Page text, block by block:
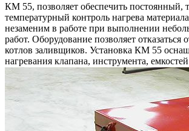
КМ 55, позволяет обеспечить постоянный,
температурный контроль нагрева
незаменим в работе при выполнении
работ. Оборудование позволяет отказаться
котлов заливщиков. Установка КМ 55
нагревания клапана, инструмента,